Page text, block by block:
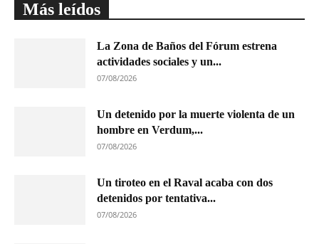
Más leídos
La Zona de Baños del Fórum estrena
actividades sociales y un...
07/08/2026
Un detenido por la muerte violenta de un
hombre en Verdum,...
07/08/2026
Un tiroteo en el Raval acaba con dos
detenidos por tentativa...
07/08/2026